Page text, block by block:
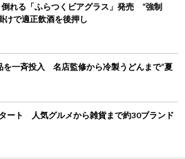
倒れる「ふらつくビアグラス」発売 “強制
けで適正飲酒を後押し
を一斉投入 名店監修から冷製うどんまで“夏
ート 人気グルメから雑貨まで約30ブランド